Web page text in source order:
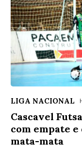
LIGA NACIONAL
Cascavel
com empate
mata-mata